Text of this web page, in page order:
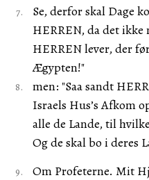
Se, derfor skal Dage
HERREN, da det ikke
HERREN lever, der
Ægypten!"
men: "Saa sandt
Israels Hus’s Afkom
alle de Lande, til
Og de skal bo i deres
Om Profeterne. Mit